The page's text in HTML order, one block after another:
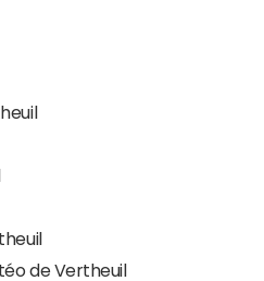
de Vertheuil